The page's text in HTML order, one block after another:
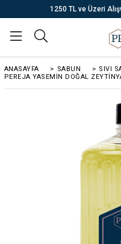
1250 TL ve Üzeri
ANASAYFA > SABUN > SIVI
PEREJA YASEMIN DOĞAL